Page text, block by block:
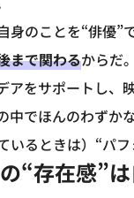
身のことを“俳優”
まで関わるからだ
アをサポートし、
中でほんのわずか
いるときは）“パ
“存在感”